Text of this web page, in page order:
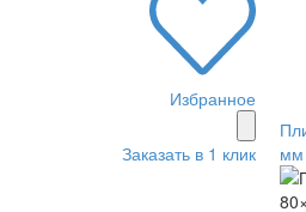
Избранное
Заказать в 1 клик
мм